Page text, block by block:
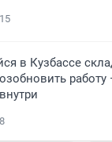
15
в Кузбассе
работу
8